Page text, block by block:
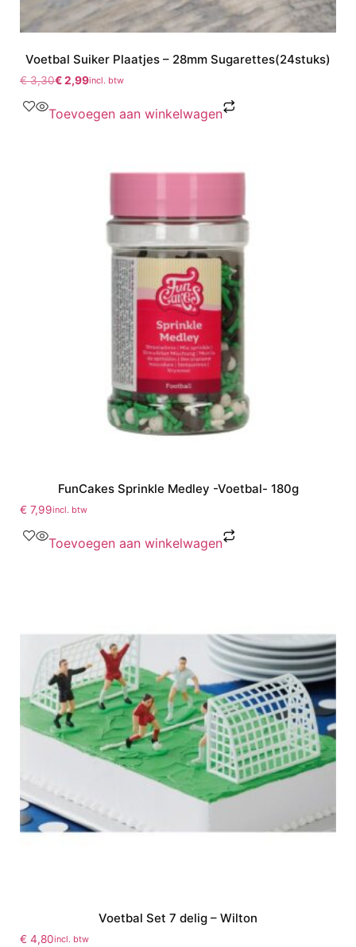
Voetbal Suiker Plaatjes – 28mm Sugarettes(24stuks)
€3,30€2,99incl. btw
Toevoegen aan winkelwagen
FunCakes Sprinkle Medley -Voetbal- 180g
€ 7,99incl. btw
Toevoegen aan winkelwagen
Voetbal Set 7 delig – Wilton
€ 4,80incl. btw